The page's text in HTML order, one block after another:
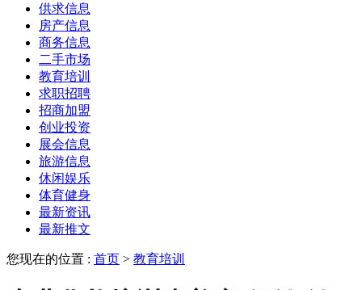
供求信息
房产信息
商务信息
二手市场
教育培训
求职招聘
招商加盟
创业投资
展会信息
旅游信息
休闲娱乐
体育健身
最新资讯
最新推文
您现在的位置 : 首页 > 教育培训